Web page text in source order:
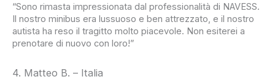
“Sono rimasta impressionata dal professionalità di NAVESS.
Il nostro minibus era lussuoso e ben attrezzato, e il nostro
autista ha reso il tragitto molto piacevole. Non esiterei a
prenotare di nuovo con loro!”
4. Matteo B. – Italia